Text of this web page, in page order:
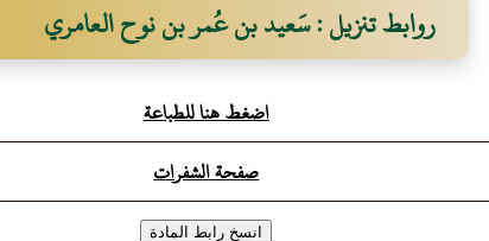
روابط تنزيل : سَعيد بن عُمر بن نوح العامري
اضغط هنا للطباعة
صفحة الشفرات